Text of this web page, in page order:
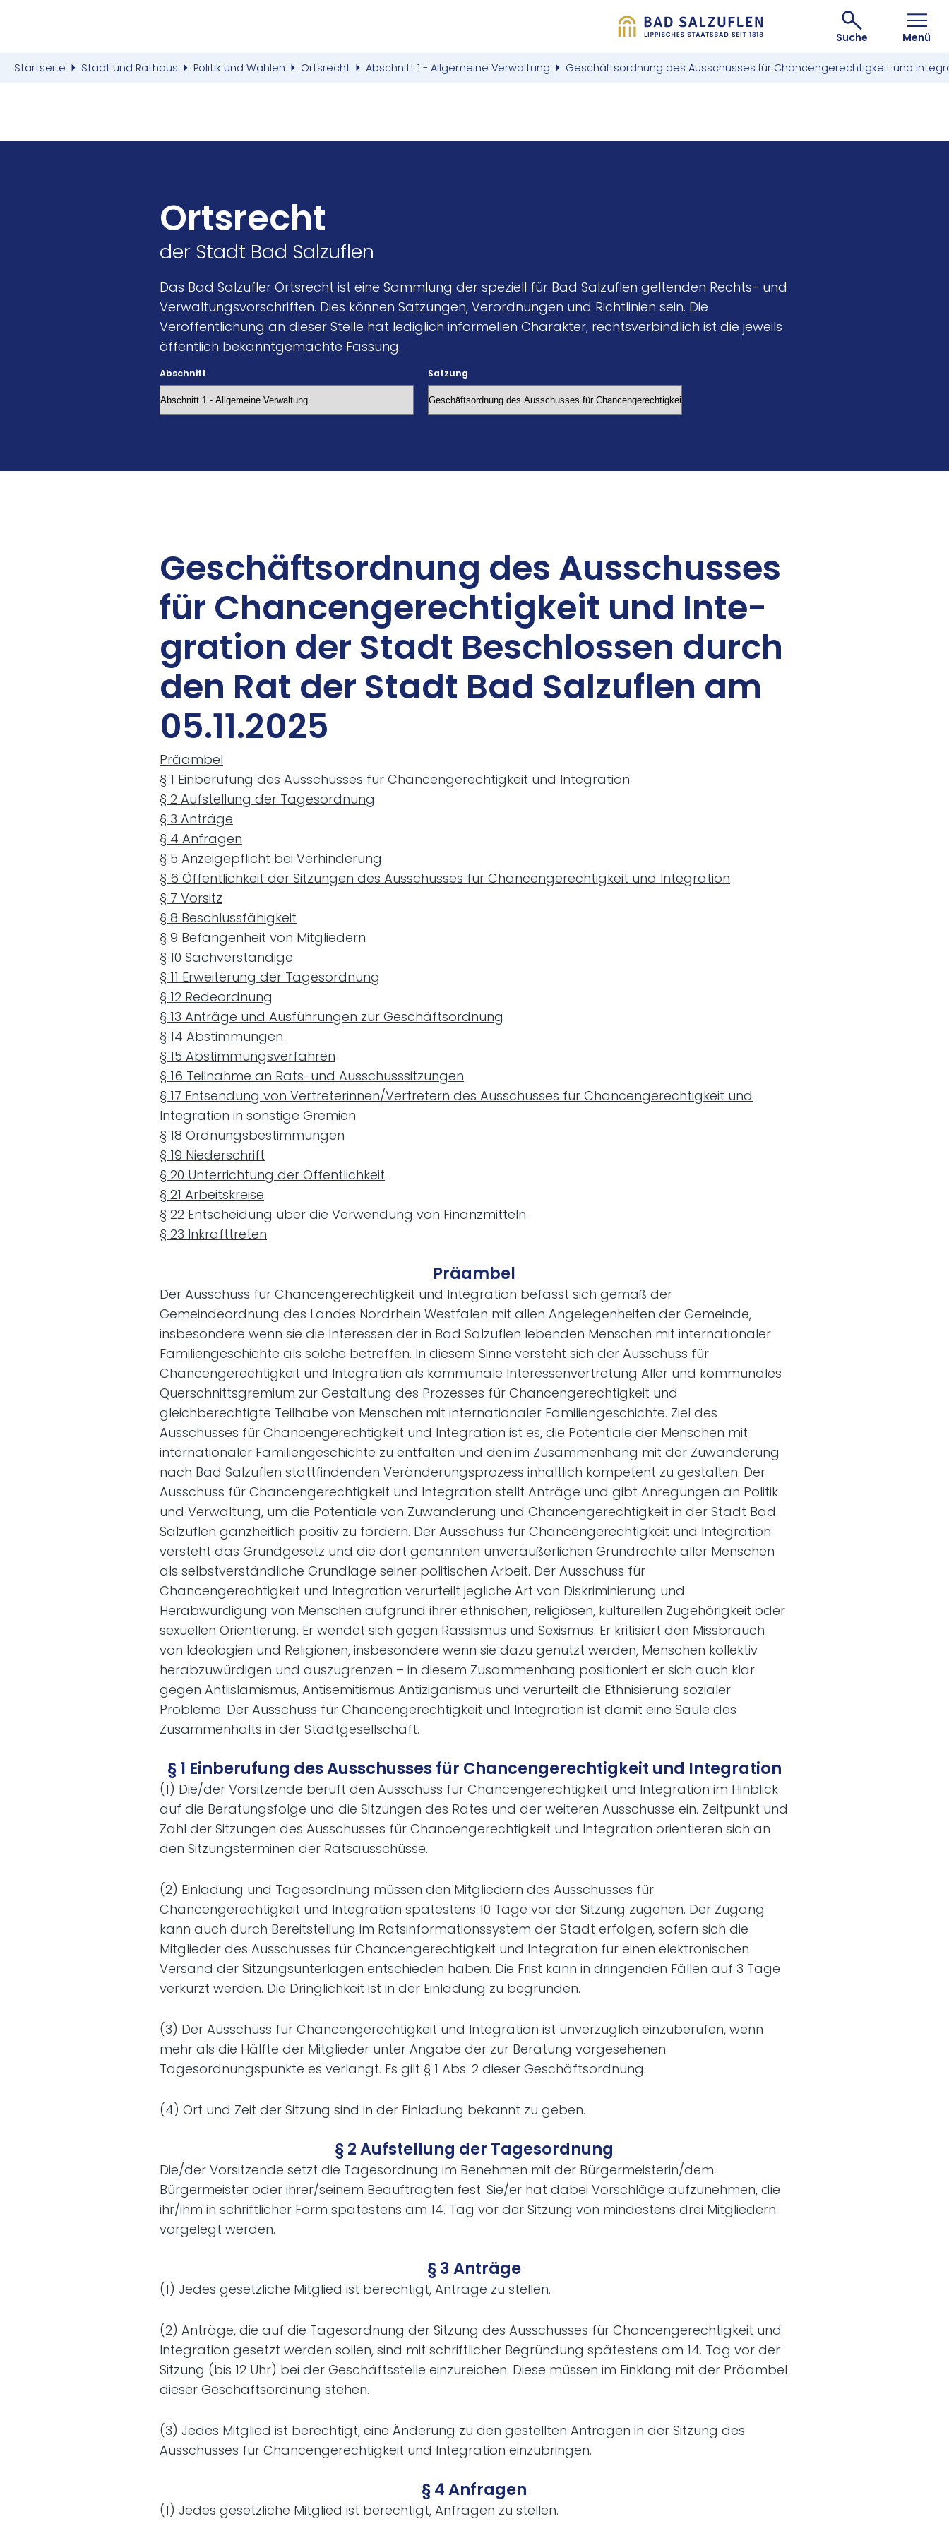
Suche Menü
Startseite Stadt und Rathaus Politik und Wahlen Ortsrecht Abschnitt 1 - Allgemeine Verwaltung Geschäftsordnung des Ausschusses für Chancengerechtigkeit und
Ortsrecht
der Stadt Bad Salzuflen
Das Bad Salzufler Ortsrecht ist eine Sammlung der speziell für Bad Salzuflen geltenden Rechts- und
Verwaltungsvorschriften. Dies können Satzungen, Verordnungen und Richtlinien sein. Die
Veröffentlichung an dieser Stelle hat lediglich informellen Charakter, rechtsverbindlich ist die jeweils
öffentlich bekanntgemachte Fassung.
Abschnitt Satzung
Ge­schäfts­ord­nung des Aus­schus­ses
für Chan­cen­ge­rech­tig­keit und In­te­
gra­ti­on der Stadt Be­schlos­sen durch
den Rat der Stadt Bad Salz­uflen am
05.11.2025
Präambel
§ 1 Einberufung des Ausschusses für Chancengerechtigkeit und Integration
§ 2 Aufstellung der Tagesordnung
§ 3 Anträge
§ 4 Anfragen
§ 5 Anzeigepflicht bei Verhinderung
§ 6 Öffentlichkeit der Sitzungen des Ausschusses für Chancengerechtigkeit und Integration
§ 7 Vorsitz
§ 8 Beschlussfähigkeit
§ 9 Befangenheit von Mitgliedern
§ 10 Sachverständige
§ 11 Erweiterung der Tagesordnung
§ 12 Redeordnung
§ 13 Anträge und Ausführungen zur Geschäftsordnung
§ 14 Abstimmungen
§ 15 Abstimmungsverfahren
§ 16 Teilnahme an Rats-und Ausschusssitzungen
§ 17 Entsendung von Vertreterinnen/Vertretern des Ausschusses für Chancengerechtigkeit und
Integration in sonstige Gremien
§ 18 Ordnungsbestimmungen
§ 19 Niederschrift
§ 20 Unterrichtung der Öffentlichkeit
§ 21 Arbeitskreise
§ 22 Entscheidung über die Verwendung von Finanzmitteln
§ 23 Inkrafttreten
Präambel
Der Ausschuss für Chancengerechtigkeit und Integration befasst sich gemäß der
Gemeindeordnung des Landes Nordrhein Westfalen mit allen Angelegenheiten der Gemeinde,
insbesondere wenn sie die Interessen der in Bad Salzuflen lebenden Menschen mit internationaler
Familiengeschichte als solche betreffen. In diesem Sinne versteht sich der Ausschuss für
Chancengerechtigkeit und Integration als kommunale Interessenvertretung Aller und kommunales
Querschnittsgremium zur Gestaltung des Prozesses für Chancengerechtigkeit und
gleichberechtigte Teilhabe von Menschen mit internationaler Familiengeschichte. Ziel des
Ausschusses für Chancengerechtigkeit und Integration ist es, die Potentiale der Menschen mit
internationaler Familiengeschichte zu entfalten und den im Zusammenhang mit der Zuwanderung
nach Bad Salzuflen stattfindenden Veränderungsprozess inhaltlich kompetent zu gestalten. Der
Ausschuss für Chancengerechtigkeit und Integration stellt Anträge und gibt Anregungen an Politik
und Verwaltung, um die Potentiale von Zuwanderung und Chancengerechtigkeit in der Stadt Bad
Salzuflen ganzheitlich positiv zu fördern. Der Ausschuss für Chancengerechtigkeit und Integration
versteht das Grundgesetz und die dort genannten unveräußerlichen Grundrechte aller Menschen
als selbstverständliche Grundlage seiner politischen Arbeit. Der Ausschuss für
Chancengerechtigkeit und Integration verurteilt jegliche Art von Diskriminierung und
Herabwürdigung von Menschen aufgrund ihrer ethnischen, religiösen, kulturellen Zugehörigkeit oder
sexuellen Orientierung. Er wendet sich gegen Rassismus und Sexismus. Er kritisiert den Missbrauch
von Ideologien und Religionen, insbesondere wenn sie dazu genutzt werden, Menschen kollektiv
herabzuwürdigen und auszugrenzen – in diesem Zusammenhang positioniert er sich auch klar
gegen Antiislamismus, Antisemitismus Antiziganismus und verurteilt die Ethnisierung sozialer
Probleme. Der Ausschuss für Chancengerechtigkeit und Integration ist damit eine Säule des
Zusammenhalts in der Stadtgesellschaft.
§ 1 Einberufung des Ausschusses für Chancengerechtigkeit und Integration
(1) Die/der Vorsitzende beruft den Ausschuss für Chancengerechtigkeit und Integration im Hinblick
auf die Beratungsfolge und die Sitzungen des Rates und der weiteren Ausschüsse ein. Zeitpunkt und
Zahl der Sitzungen des Ausschusses für Chancengerechtigkeit und Integration orientieren sich an
den Sitzungsterminen der Ratsausschüsse.
(2) Einladung und Tagesordnung müssen den Mitgliedern des Ausschusses für
Chancengerechtigkeit und Integration spätestens 10 Tage vor der Sitzung zugehen. Der Zugang
kann auch durch Bereitstellung im Ratsinformationssystem der Stadt erfolgen, sofern sich die
Mitglieder des Ausschusses für Chancengerechtigkeit und Integration für einen elektronischen
Versand der Sitzungsunterlagen entschieden haben. Die Frist kann in dringenden Fällen auf 3 Tage
verkürzt werden. Die Dringlichkeit ist in der Einladung zu begründen.
(3) Der Ausschuss für Chancengerechtigkeit und Integration ist unverzüglich einzuberufen, wenn
mehr als die Hälfte der Mitglieder unter Angabe der zur Beratung vorgesehenen
Tagesordnungspunkte es verlangt. Es gilt § 1 Abs. 2 dieser Geschäftsordnung.
(4) Ort und Zeit der Sitzung sind in der Einladung bekannt zu geben.
§ 2 Aufstellung der Tagesordnung
Die/der Vorsitzende setzt die Tagesordnung im Benehmen mit der Bürgermeisterin/dem
Bürgermeister oder ihrer/seinem Beauftragten fest. Sie/er hat dabei Vorschläge aufzunehmen, die
ihr/ihm in schriftlicher Form spätestens am 14. Tag vor der Sitzung von mindestens drei Mitgliedern
vorgelegt werden.
§ 3 Anträge
(1) Jedes gesetzliche Mitglied ist berechtigt, Anträge zu stellen.
(2) Anträge, die auf die Tagesordnung der Sitzung des Ausschusses für Chancengerechtigkeit und
Integration gesetzt werden sollen, sind mit schriftlicher Begründung spätestens am 14. Tag vor der
Sitzung (bis 12 Uhr) bei der Geschäftsstelle einzureichen. Diese müssen im Einklang mit der Präambel
dieser Geschäftsordnung stehen.
(3) Jedes Mitglied ist berechtigt, eine Änderung zu den gestellten Anträgen in der Sitzung des
Ausschusses für Chancengerechtigkeit und Integration einzubringen.
§ 4 Anfragen
(1) Jedes gesetzliche Mitglied ist berechtigt, Anfragen zu stellen.